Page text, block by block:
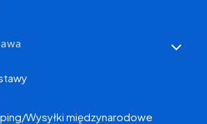
Wysyłki międzynarodowe